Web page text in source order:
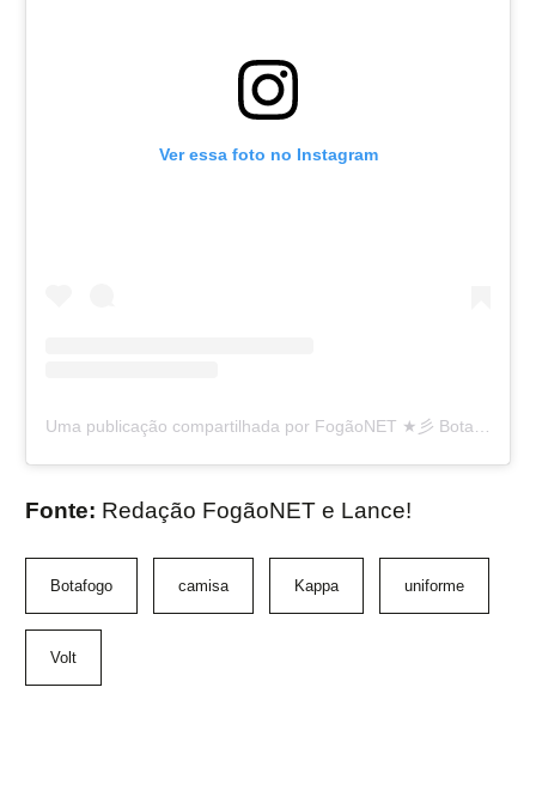
Ver essa foto no Instagram
Fonte: Redação FogãoNET e Lance!
Botafogo camisa Kappa uniforme
Volt